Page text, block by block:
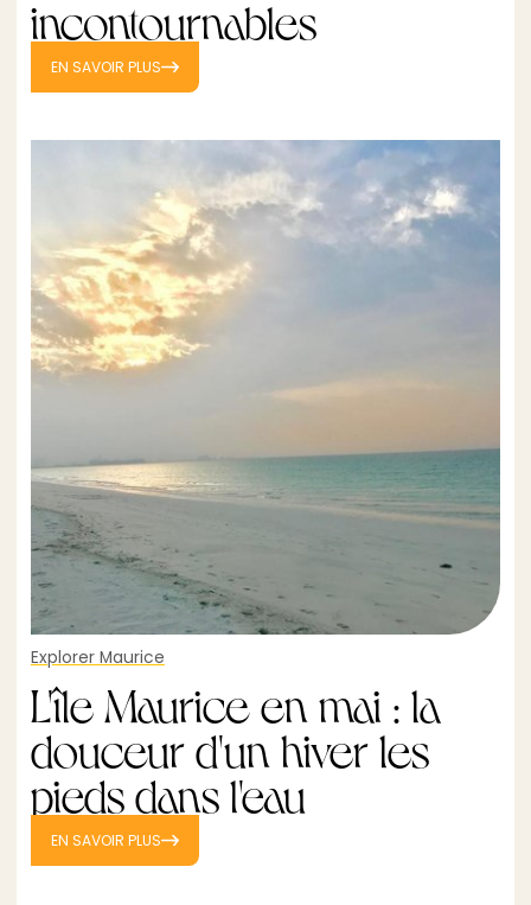
incontournables
EN SAVOIR PLUS
Explorer Maurice
L'île Maurice en mai : la
douceur d'un hiver les
pieds dans l'eau
EN SAVOIR PLUS